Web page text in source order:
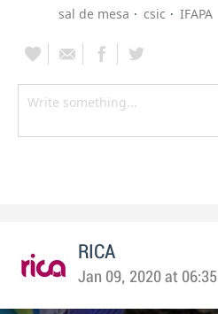
sal de mesa
csic IFAPA
RICA
Jan 09, 2020 at 06:35